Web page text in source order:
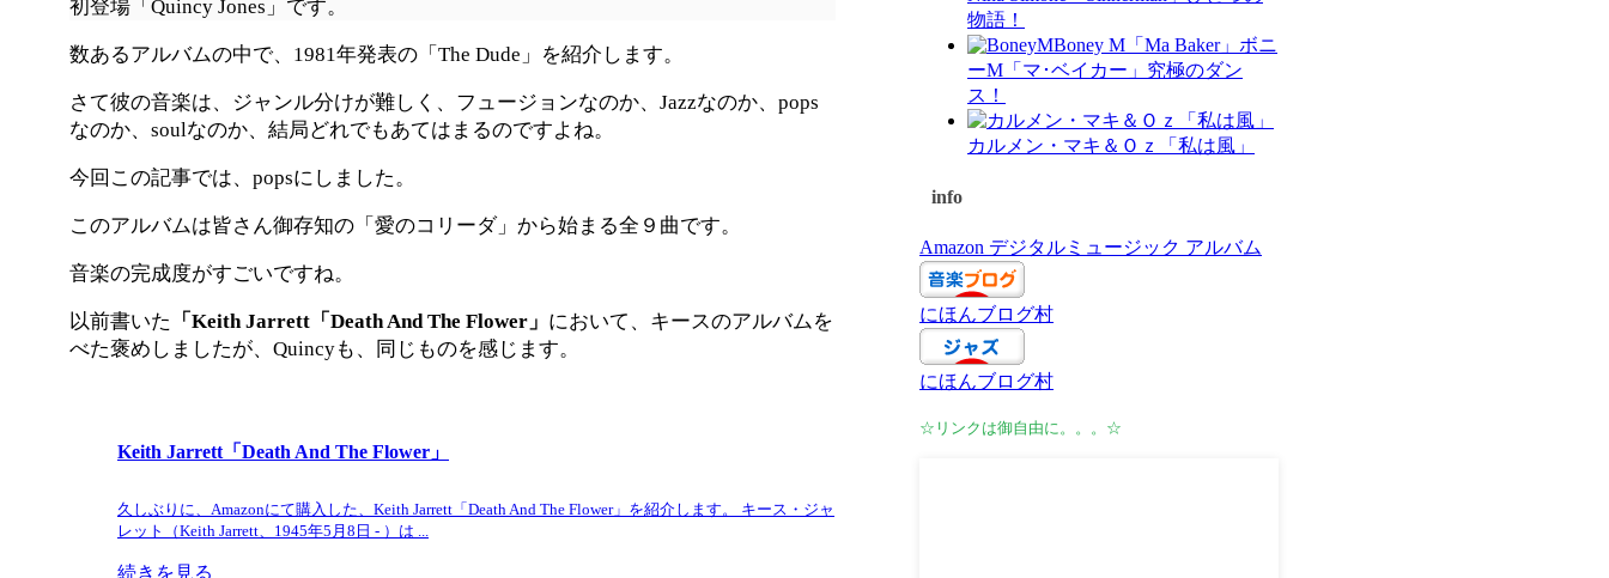
初登場「Quincy Jones」です。
数あるアルバムの中で、1981年発表の「The Dude」を紹介します。
さて彼の音楽は、ジャンル分けが難しく、フュージョンなのか、Jazzなのか、pops
なのか、soulなのか、結局どれでもあてはまるのですよね。
今回この記事では、popsにしました。
このアルバムは皆さん御存知の「愛のコリーダ」から始まる全９曲です。
音楽の完成度がすごいですね。
以前書いた 「Keith Jarrett「Death And The Flower」 において、キースのアルバムを
べた褒めしましたが、Quincyも、同じものを感じます。
Keith Jarrett「Death And The Flower」
久しぶりに、Amazonにて購入した、Keith Jarrett「Death And The Flower」を紹介します。 キース・ジャ
レット（Keith Jarrett、1945年5月8日 - ）は ...
続きを見る
物語！
Boney M「Ma Baker」ボニ
ーM「マ･ベイカー」究極のダン
ス！
カルメン・マキ＆Ｏｚ「私は風」
info
Amazon デジタルミュージック アルバム
にほんブログ村
にほんブログ村
☆リンクは御自由に。。。☆